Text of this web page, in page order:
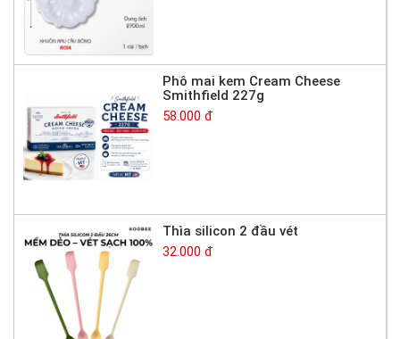
Phô mai kem Cream Cheese
Smithfield 227g
58.000 đ
Thìa silicon 2 đầu vét
32.000 đ